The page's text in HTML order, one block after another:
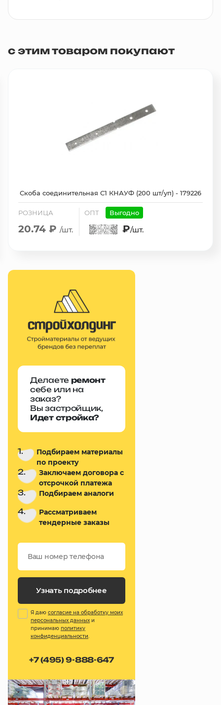
с этим товаром покупают
Скоба соединительная С1 КНАУФ (200 шт/уп) - 179226
РОЗНИЦА
20.74 ₽ /шт.
ОПТ Выгодно
₽/шт.
Делаете ремонт
себе или на
заказ?
Вы застройщик,
Идет стройка?
1.
Подбираем материалы
по проекту
2.
Заключаем договора с
отсрочкой платежа
3. Подбираем аналоги
4.
Рассматриваем
тендерные заказы
Узнать подробнее
Я даю согласие на обработку моих
персональных данных и
принимаю политику
конфиденциальности.
+7 (495) 9-888-647